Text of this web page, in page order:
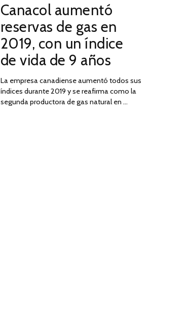
ON
2025
Canacol aumentó
reservas de gas en
2019, con un índice
de vida de 9 años
La empresa canadiense aumentó todos sus
índices durante 2019 y se reafirma como la
segunda productora de gas natural en …